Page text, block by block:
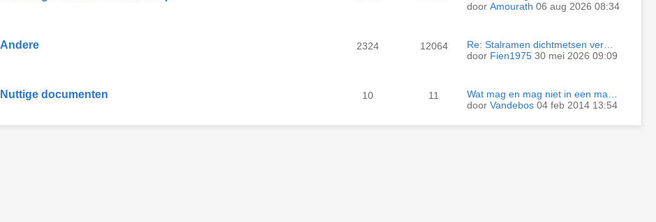
door Amourath 06 aug 2026 08:34
Andere 2324 12064
Re: Stalramen dichtmetsen ver…
door Fien1975 30 mei 2026 09:09
Nuttige documenten 10 11
Wat mag en mag niet in een ma…
door Vandebos 04 feb 2014 13:54